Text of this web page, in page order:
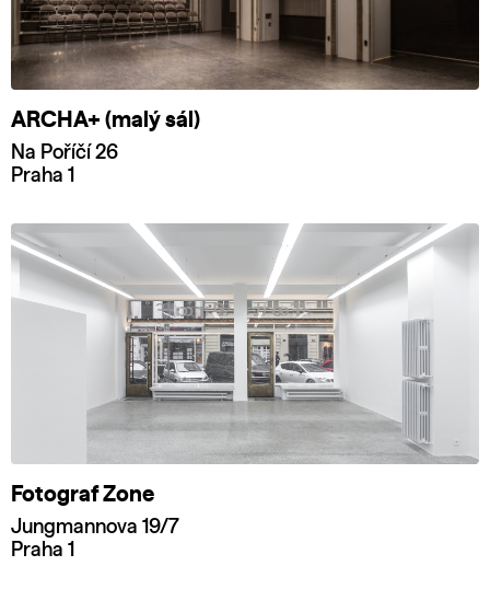
ARCHA+ (malý sál)
Na Poříčí 26
Praha 1
Fotograf Zone
Jungmannova 19/7
Praha 1